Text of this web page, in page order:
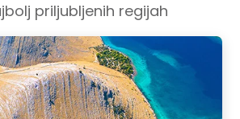
priljubljenih regijah